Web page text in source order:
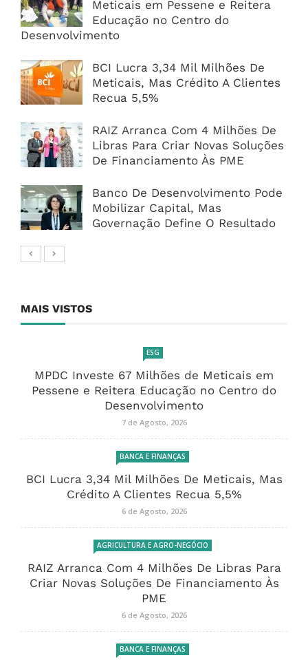
Meticais em Pessene e Reitera
Educação no Centro do
Desenvolvimento
BCI Lucra 3,34 Mil Milhões De
Meticais, Mas Crédito A Clientes
Recua 5,5%
RAIZ Arranca Com 4 Milhões De
Libras Para Criar Novas Soluções
De Financiamento Às PME
Banco De Desenvolvimento Pode
Mobilizar Capital, Mas
Governação Define O Resultado
MAIS VISTOS
ESG
MPDC Investe 67 Milhões de Meticais em
Pessene e Reitera Educação no Centro do
Desenvolvimento
7 de Agosto, 2026
BANCA E FINANÇAS
BCI Lucra 3,34 Mil Milhões De Meticais, Mas
Crédito A Clientes Recua 5,5%
6 de Agosto, 2026
AGRICULTURA E AGRO-NEGÓCIO
RAIZ Arranca Com 4 Milhões De Libras Para
Criar Novas Soluções De Financiamento Às
PME
6 de Agosto, 2026
BANCA E FINANÇAS